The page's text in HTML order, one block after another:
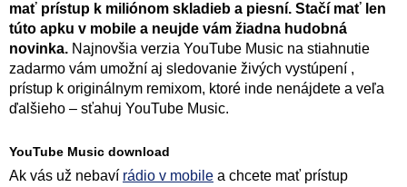
mať prístup k miliónom skladieb a piesní. Stačí mať len
túto apku v mobile a neujde vám žiadna hudobná
novinka. Najnovšia verzia YouTube Music na stiahnutie
zadarmo vám umožní aj sledovanie živých vystúpení ,
prístup k originálnym remixom, ktoré inde nenájdete a veľa
ďalšieho – sťahuj YouTube Music.
YouTube Music download
Ak vás už nebaví rádio v mobile a chcete mať prístup